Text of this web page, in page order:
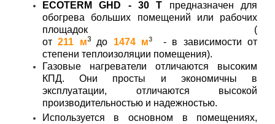
ECOTERM GHD - 30 T предназначен для
обогрева больших помещений или рабочих
площадок (
от211 м3 до 1474 м3 - в зависимости от
степени теплоизоляции помещения).
Газовые нагреватели отличаются высоким
КПД. Они просты и экономичны в
эксплуатации, отличаются высокой
производительностью и надежностью.
Используется в основном в помещениях,